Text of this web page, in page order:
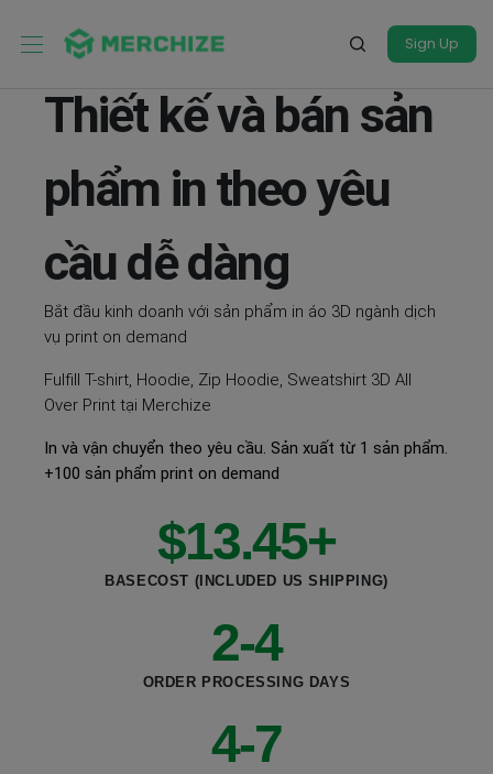
Sign Up
Thiết kế và bán sản
phẩm in theo yêu
cầu dễ dàng
Bắt đầu kinh doanh với sản phẩm in áo 3D ngành dịch
vụ print on demand
Fulfill T-shirt, Hoodie, Zip Hoodie, Sweatshirt 3D All
Over Print tại Merchize
In và vận chuyển theo yêu cầu. Sản xuất từ 1 sản phẩm.
+100 sản phẩm print on demand
BASECOST (INCLUDED US SHIPPING)
$13.45+
ORDER PROCESSING DAYS
2-4
4-7